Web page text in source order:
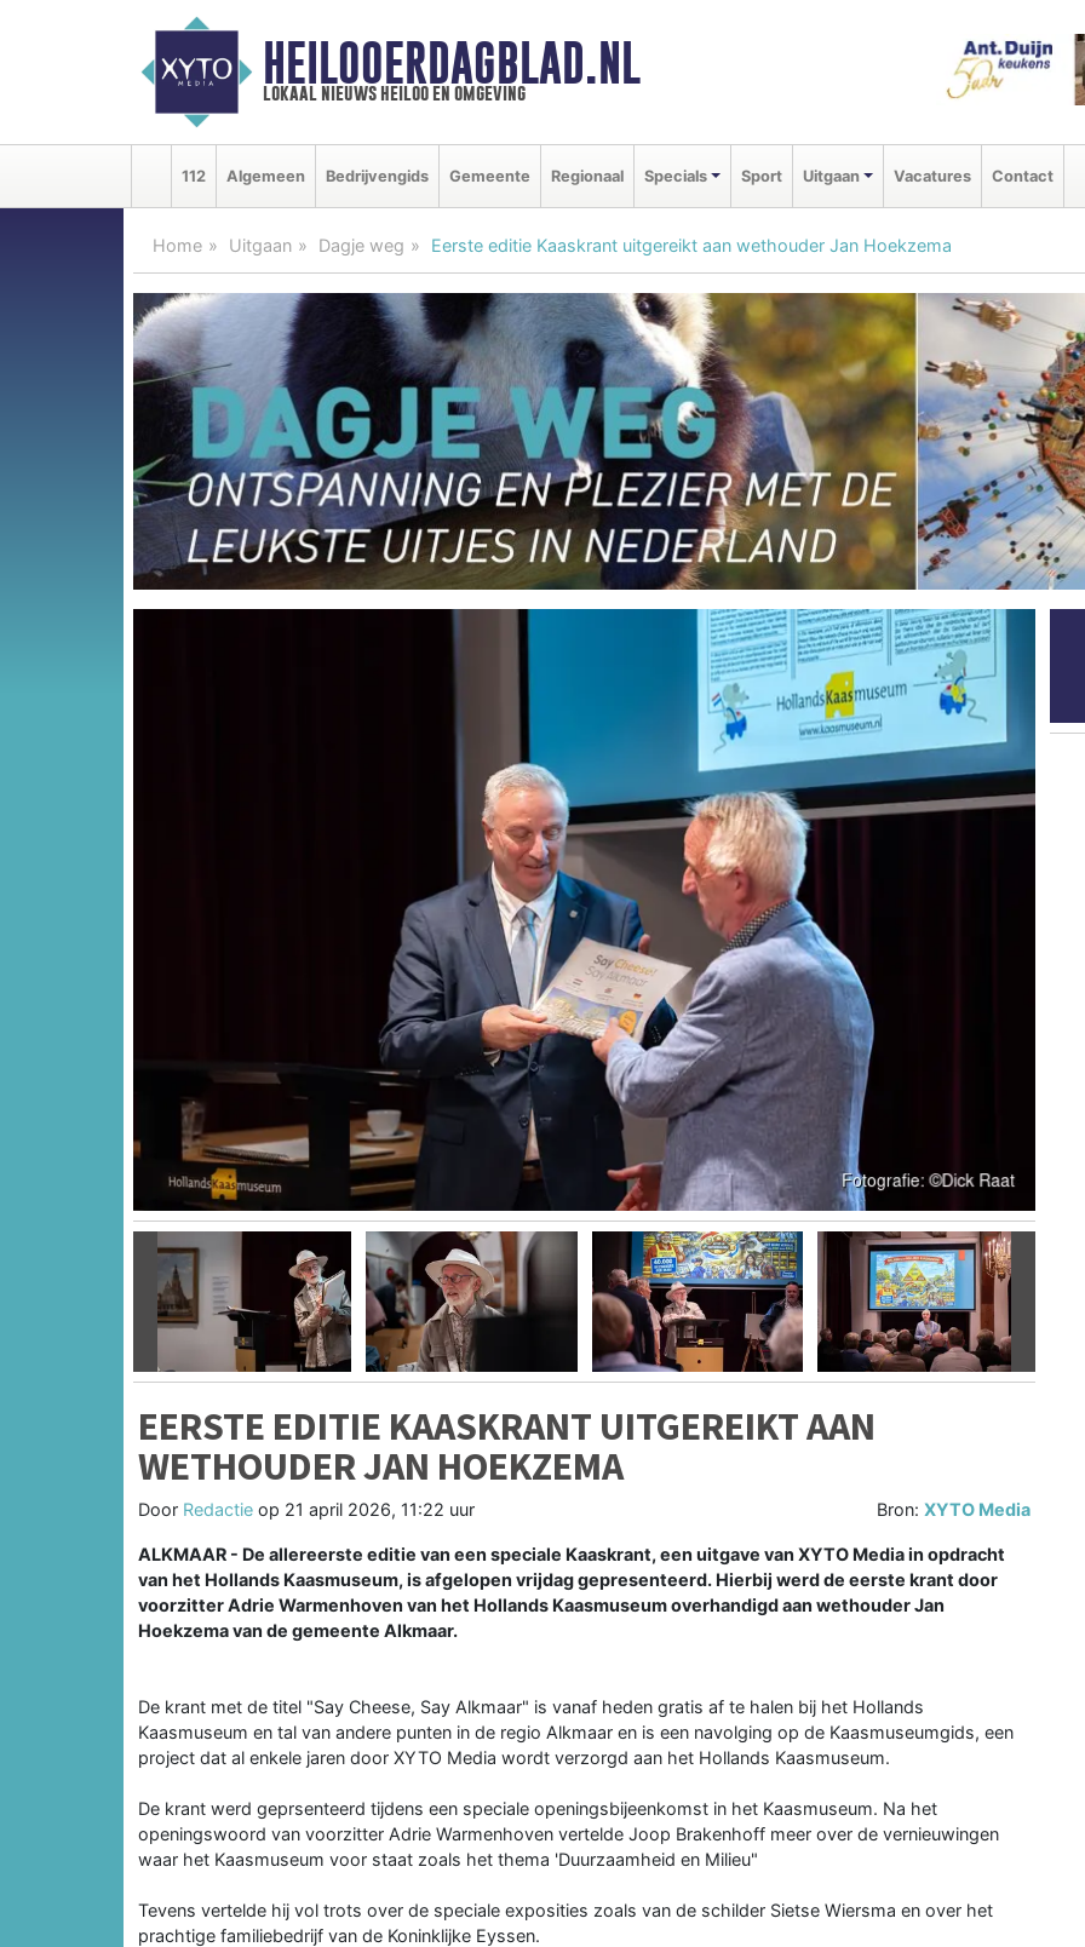
HEILOOERDAGBLAD.NL
lokaal nieuws heiloo en omgeving
112 Algemeen Bedrijvengids Gemeente Regionaal Specials Sport Uitgaan Vacatures Contact
Home Uitgaan Dagje weg Eerste editie Kaaskrant uitgereikt aan wethouder Jan Hoekzema
Vorige
EERSTE EDITIE KAASKRANT UITGEREIKT AAN
WETHOUDER JAN HOEKZEMA
Door Redactie op 21 april 2026, 11:22 uur Bron:XYTO Media
ALKMAAR - De allereerste editie van een speciale Kaaskrant, een uitgave van XYTO Media in opdracht
van het Hollands Kaasmuseum, is afgelopen vrijdag gepresenteerd. Hierbij werd de eerste krant door
voorzitter Adrie Warmenhoven van het Hollands Kaasmuseum overhandigd aan wethouder Jan
Hoekzema van de gemeente Alkmaar.
De krant met de titel "Say Cheese, Say Alkmaar" is vanaf heden gratis af te halen bij het Hollands
Kaasmuseum en tal van andere punten in de regio Alkmaar en is een navolging op de Kaasmuseumgids, een
project dat al enkele jaren door XYTO Media wordt verzorgd aan het Hollands Kaasmuseum.
De krant werd geprsenteerd tijdens een speciale openingsbijeenkomst in het Kaasmuseum. Na het
openingswoord van voorzitter Adrie Warmenhoven vertelde Joop Brakenhoff meer over de vernieuwingen
waar het Kaasmuseum voor staat zoals het thema 'Duurzaamheid en Milieu"
Tevens vertelde hij vol trots over de speciale exposities zoals van de schilder Sietse Wiersma en over het
prachtige familiebedrijf van de Koninklijke Eyssen.